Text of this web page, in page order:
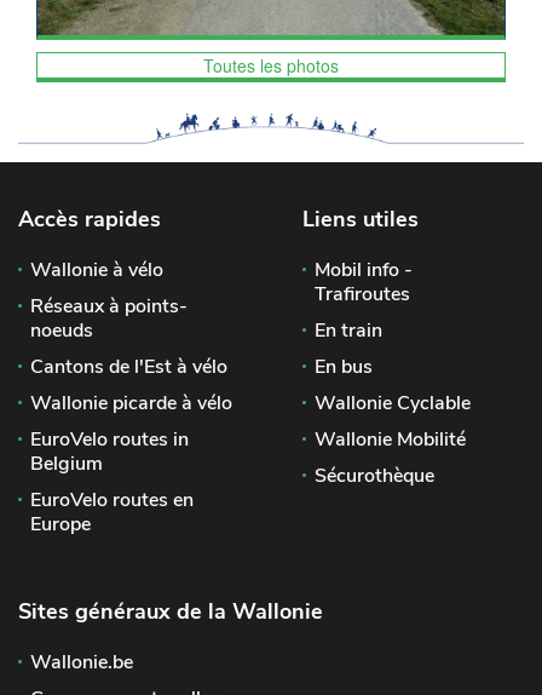
Toutes les photos
Accès rapides
Wallonie à vélo
Réseaux à points-
noeuds
Cantons de l'Est à vélo
Wallonie picarde à vélo
EuroVelo routes in
Belgium
EuroVelo routes en
Europe
Liens utiles
Mobil info -
Trafiroutes
En train
En bus
Wallonie Cyclable
Wallonie Mobilité
Sécurothèque
Sites généraux de la Wallonie
Wallonie.be